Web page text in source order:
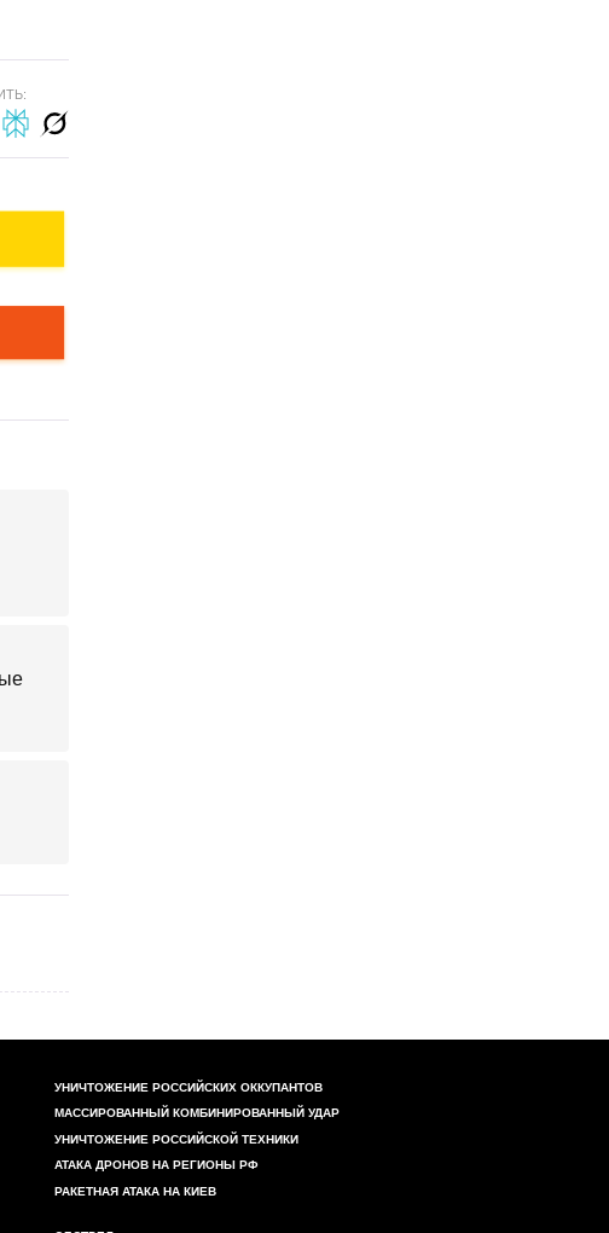
УНИЧТОЖЕНИЕ РОССИЙСКИХ ОККУПАНТОВ
МАССИРОВАННЫЙ КОМБИНИРОВАННЫЙ УДАР
УНИЧТОЖЕНИЕ РОССИЙСКОЙ ТЕХНИКИ
АТАКА ДРОНОВ НА РЕГИОНЫ РФ
РАКЕТНАЯ АТАКА НА КИЕВ